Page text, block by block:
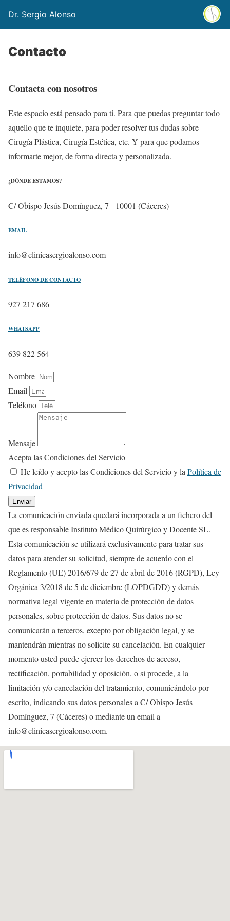
Dr. Sergio Alonso
Contacto
Contacta con nosotros
Este espacio está pensado para ti. Para que puedas preguntar todo
aquello que te inquiete, para poder resolver tus dudas sobre
Cirugía Plástica, Cirugía Estética, etc. Y para que podamos
informarte mejor, de forma directa y personalizada.
¿DÓNDE ESTAMOS?
C/ Obispo Jesús Domínguez, 7 - 10001 (Cáceres)
EMAIL
info@clinicasergioalonso.com
TELÉFONO DE CONTACTO
927 217 686
WHATSAPP
639 822 564
Nombre
Email
Teléfono
Mensaje
Acepta las Condiciones del Servicio
He leído y acepto las Condiciones del Servicio y la Política de
Privacidad
Enviar
La comunicación enviada quedará incorporada a un fichero del
que es responsable Instituto Médico Quirúrgico y Docente SL.
Esta comunicación se utilizará exclusivamente para tratar sus
datos para atender su solicitud, siempre de acuerdo con el
Reglamento (UE) 2016/679 de 27 de abril de 2016 (RGPD), Ley
Orgánica 3/2018 de 5 de diciembre (LOPDGDD) y demás
normativa legal vigente en materia de protección de datos
personales, sobre protección de datos. Sus datos no se
comunicarán a terceros, excepto por obligación legal, y se
mantendrán mientras no solicite su cancelación. En cualquier
momento usted puede ejercer los derechos de acceso,
rectificación, portabilidad y oposición, o si procede, a la
limitación y/o cancelación del tratamiento, comunicándolo por
escrito, indicando sus datos personales a C/ Obispo Jesús
Domínguez, 7 (Cáceres) o mediante un email a
info@clinicasergioalonso.com.